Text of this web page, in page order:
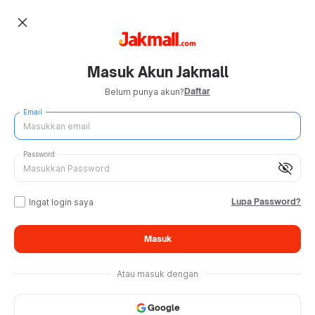
close
Masuk Akun Jakmall
Belum punya akun?Daftar
Email
visibility_off
Password
Ingat login saya Lupa Password?
Masuk
Atau masuk dengan
Google